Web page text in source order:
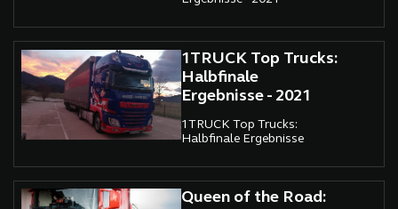
1TRUCK Top Trucks:
Halbfinale
Ergebnisse - 2021
1TRUCK Top Trucks:
Halbfinale Ergebnisse
Queen of the Road: